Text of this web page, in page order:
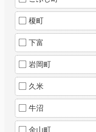
榎町
下富
岩岡町
久米
牛沼
金山町